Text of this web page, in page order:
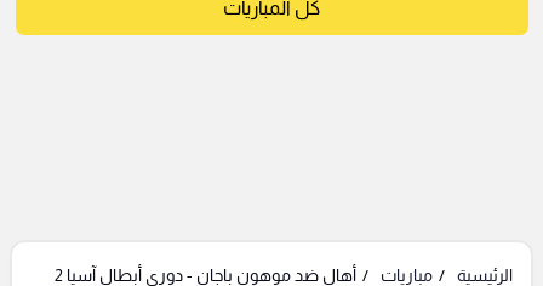
كل المباريات
الرئيسية مباريات أهال ضد موهون باجان - دوري أبطال آسيا 2